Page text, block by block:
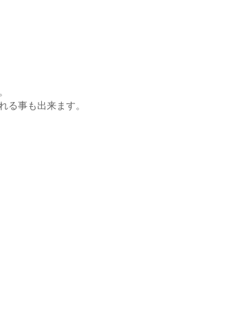
る事も出来ます。